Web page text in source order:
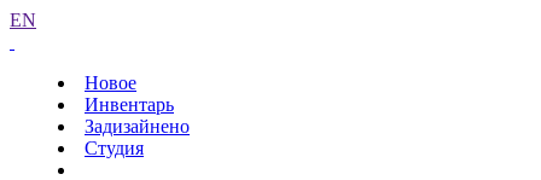
EN
Новое
Инвентарь
Задизайнено
Студия